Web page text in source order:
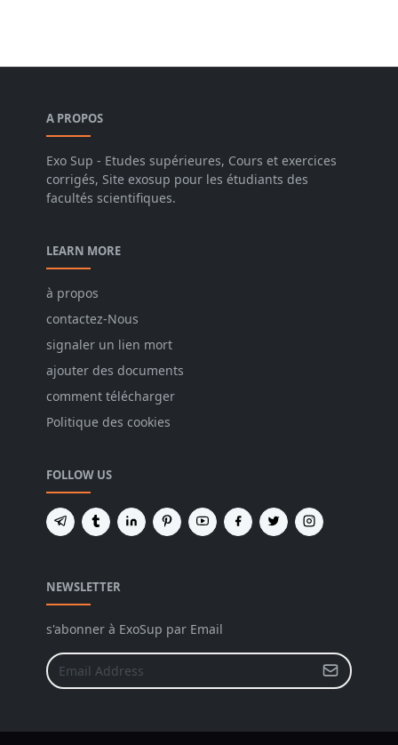
A PROPOS
Exo Sup - Etudes supérieures, Cours et exercices
corrigés, Site exosup pour les étudiants des
facultés scientifiques.
LEARN MORE
à propos
contactez-Nous
signaler un lien mort
ajouter des documents
comment télécharger
Politique des cookies
FOLLOW US
NEWSLETTER
s'abonner à ExoSup par Email